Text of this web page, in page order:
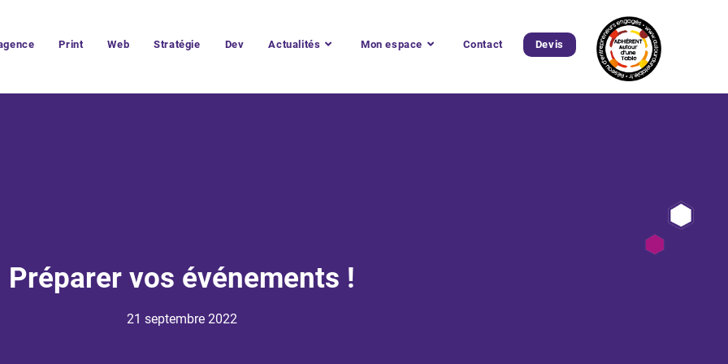
Print Web Stratégie Dev Actualités Mon espace Contact Devis
Préparer vos événements !
21 septembre 2022